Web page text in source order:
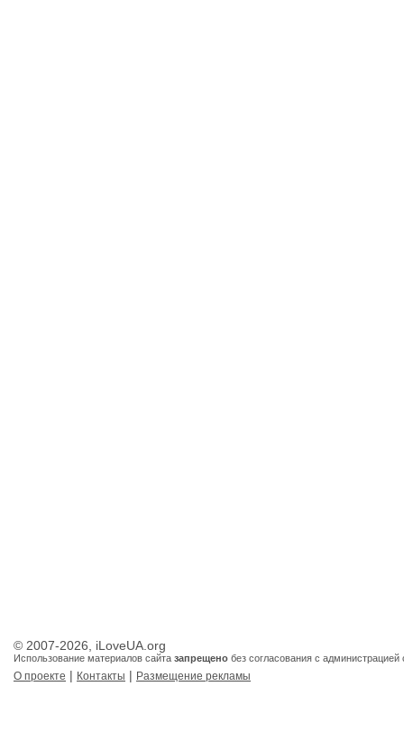
© 2007-2026, iLoveUA.org
Использование материалов сайта запрещено без согласования с администрацией
О проекте | Контакты | Размещение рекламы